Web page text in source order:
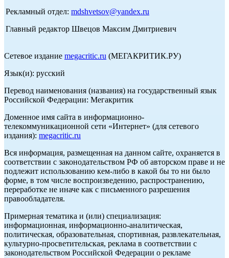
Рекламный отдел: mdshvetsov@yandex.ru
Главный редактор Швецов Максим Дмитриевич
Сетевое издание megacritic.ru (МЕГАКРИТИК.РУ)
Язык(и): русский
Перевод наименования (названия) на государственный язык
Российской Федерации: Мегакритик
Доменное имя сайта в информационно-
телекоммуникационной сети «Интернет» (для сетевого
издания): megacritic.ru
Вся информация, размещенная на данном сайте, охраняется в
соответствии с законодательством РФ об авторском праве и не
подлежит использованию кем-либо в какой бы то ни было
форме, в том числе воспроизведению, распространению,
переработке не иначе как с письменного разрешения
правообладателя.
Примерная тематика и (или) специализация:
информационная, информационно-аналитическая,
политическая, образовательная, спортивная, развлекательная,
культурно-просветительская, реклама в соответствии с
законодательством Российской Федерации о рекламе